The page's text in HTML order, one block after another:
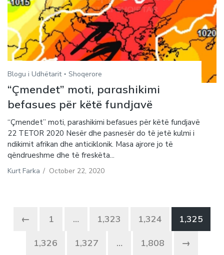
Blogu i Udhëtarit Shoqerore
“Çmendet” moti, parashikimi
befasues për këtë fundjavë
“Çmendet” moti, parashikimi befasues për këtë fundjavë
22 TETOR 2020 Nesër dhe pasnesër do të jetë kulmi i
ndikimit afrikan dhe anticiklonik. Masa ajrore jo të
qëndrueshme dhe të freskëta...
Kurt Farka / October 22, 2020
← 1 … 1,323 1,324 1,325
1,326 1,327 … 1,808 →